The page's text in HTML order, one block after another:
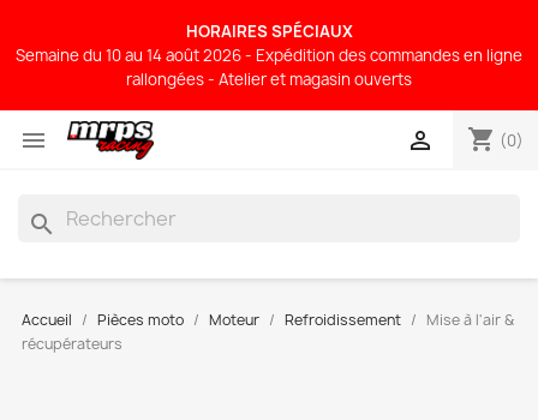
HORAIRES SPÉCIAUX
Semaine du 10 au 14 août 2026 - Expédition des commandes en ligne
rallongées - Atelier et magasin ouverts
 shopping_cart (0)

search
Accueil Pièces moto Moteur Refroidissement
Mise à l'air &
récupérateurs